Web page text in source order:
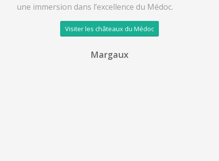
une immersion dans l’excellence du Médoc.
Visiter les châteaux du Médoc
Margaux